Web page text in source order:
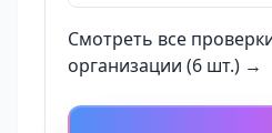
Смотреть все
организации (6 шт.) →